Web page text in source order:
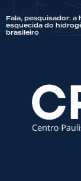
Fala, pesquisador: a
esquecida do
brasileiro